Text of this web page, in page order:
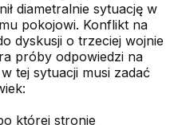
diametralnie sytuację w
pokojowi. Konflikt na
dyskusji o trzeciej wojnie
próby odpowiedzi na
tej sytuacji musi zadać
której stronie